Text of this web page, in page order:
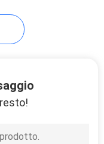
di gamberetti